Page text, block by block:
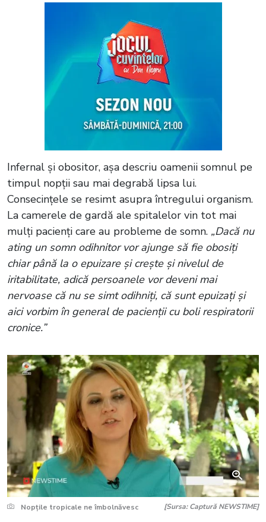
Infernal și obositor, așa descriu oamenii somnul pe
timpul nopții sau mai degrabă lipsa lui.
Consecințele se resimt asupra întregului organism.
La camerele de gardă ale spitalelor vin tot mai
mulți pacienți care au probleme de somn. „Dacă nu
ating un somn odihnitor vor ajunge să fie obosiți
chiar până la o epuizare și crește și nivelul de
iritabilitate, adică persoanele vor deveni mai
nervoase că nu se simt odihniți, că sunt epuizați și
aici vorbim în general de pacienții cu boli respiratorii
cronice.”
Nopțile tropicale ne îmbolnăvesc [Sursa: Captură NEWSTIME]